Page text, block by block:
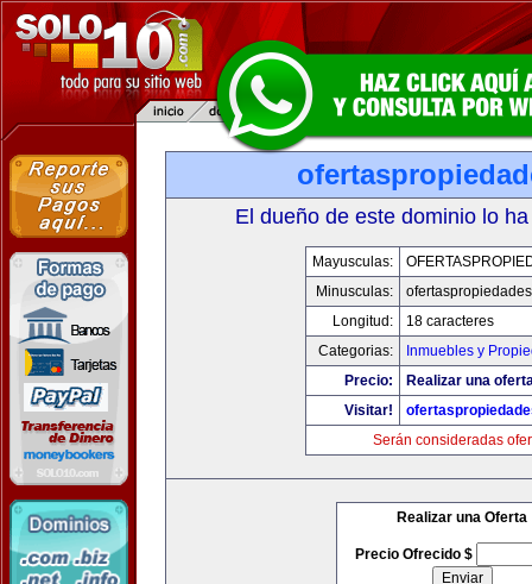
El dueño de este dominio lo
Mayusculas:
Minusculas:
Longitud:
18 caracteres
Categorias:
Inmuebles y
Precio:
Realizar una
Visitar!
Serán consideradas
Realizar una Oferta
Precio Ofrecido $